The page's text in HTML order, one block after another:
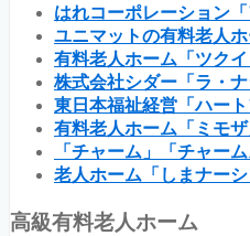
はれコーポレーション「
ユニマットの有料老人ホ
有料老人ホーム「ツクイ
株式会社シダー「ラ・ナ
東日本福祉経営「ハー
有料老人ホーム「ミモザ
「チャーム」「チャーム
老人ホーム「しまナーシ
高級有料老人ホーム